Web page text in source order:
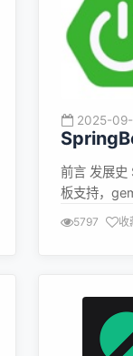
2025-
boot2并
前言 发展
板支持，
自动配置
5797 收